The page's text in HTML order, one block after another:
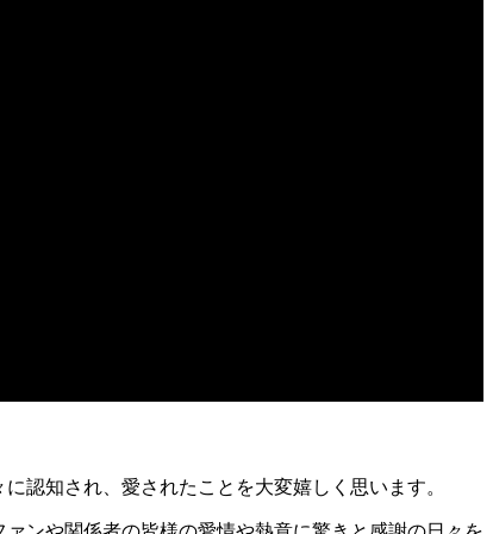
認知され、愛されたことを大変嬉しく思います。